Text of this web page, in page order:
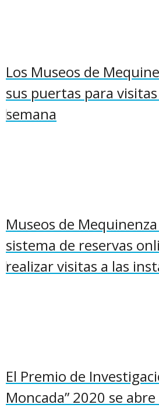
Los Museos de
sus puertas para
semana
Museos de
sistema de reservas
realizar visitas a las
El Premio de
Moncada” 2020 se